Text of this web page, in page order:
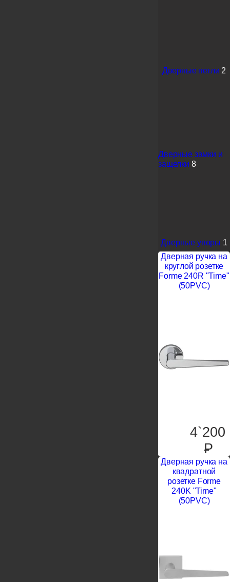
Дверные петли 2
Дверные замки и
защелки 8
Дверные упоры 1
Дверная ручка на
круглой розетке
Forme 240R "Time"
(50PVC)
4`200
P
Дверная ручка на
квадратной
розетке Forme
240K "Time"
(50PVC)